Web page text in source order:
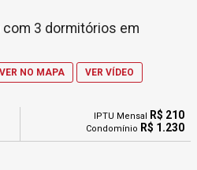
com 3 dormitórios em
VER NO MAPA VER VÍDEO
IPTU Mensal R$ 210
Condomínio R$ 1.230